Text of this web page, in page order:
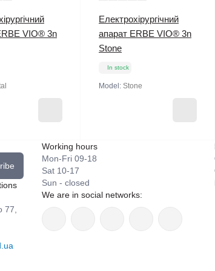
VIO® 3n
Електрохірургічний
апарат ERBE VIO® 3n
Stone
In stock
Model: Stone
77,
Working hours
Mon-Fri 09-18
Sat 10-17
Sun - closed
We are in social networks: